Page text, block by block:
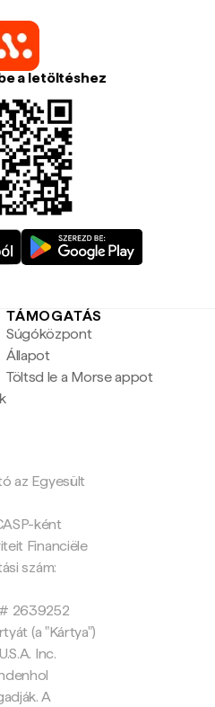
a letöltéshez
TÁMOGATÁS
Súgóközpont
Állapot
Töltsd le a Morse appot
az Egyesült
ként
Financiële
szám:
# 2639252
(a "Kártya")
Inc.
A